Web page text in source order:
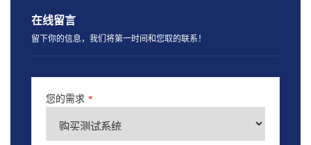
在线留言
留下你的信息，我们将第一时间和您取的联系！
您的需求 *